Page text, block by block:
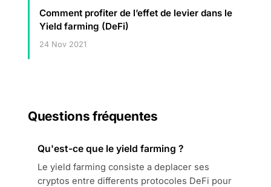
Comment profiter de l’effet de levier dans le
Yield farming (DeFi)
24 Nov 2021
Questions fréquentes
Qu'est-ce que le yield farming ?
Le yield farming consiste a deplacer ses
cryptos entre differents protocoles DeFi pour